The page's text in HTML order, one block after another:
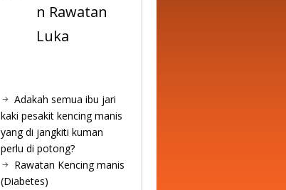
n Rawatan
Luka
Adakah semua ibu jari
kaki pesakit kencing manis
yang di jangkiti kuman
perlu di potong?
Rawatan Kencing manis
(Diabetes)